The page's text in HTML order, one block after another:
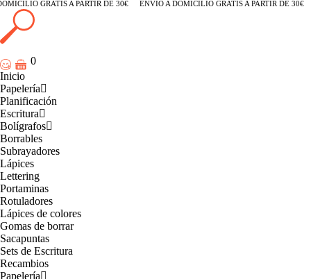
GRATIS A PARTIR DE 30€ ENVÍO A DOMICILIO GRATIS A PARTIR DE 30€
0
Inicio
Papelería
Planificación
Escritura
Bolígrafos
Borrables
Subrayadores
Lápices
Lettering
Portaminas
Rotuladores
Lápices de colores
Gomas de borrar
Sacapuntas
Sets de Escritura
Recambios
Papelería